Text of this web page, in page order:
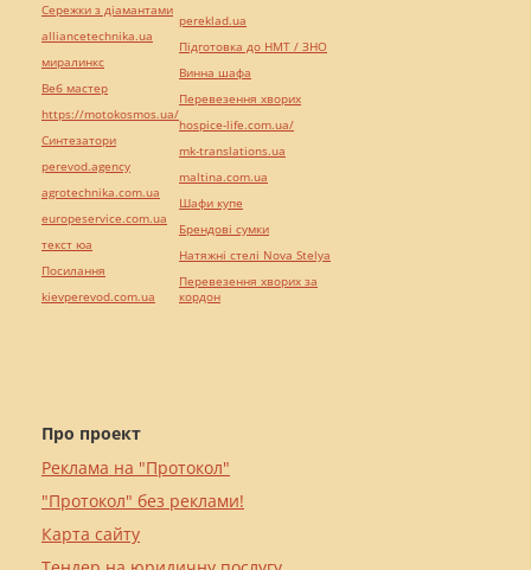
Про проект
Реклама на "Протокол"
"Протокол" без реклами!
Карта сайту
Сережки з діамантами
alliancetechnika.ua
миралинкс
Веб мастер
https://motokosmos.ua/
Синтезатори
perevod.agency
agrotechnika.com.ua
europeservice.com.ua
текст юа
Посилання
kievperevod.com.ua
pereklad.ua
Підготовка до НМТ / ЗНО
Винна шафа
Перевезення хворих
hospice-life.com.ua/
mk-translations.ua
maltina.com.ua
Шафи купе
Брендові сумки
Натяжні стелі Nova Stelya
Перевезення хворих за
кордон